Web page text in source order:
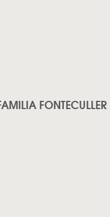
FONTECULLER